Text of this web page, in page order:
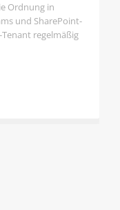
Ordnung in
und SharePoint-
regelmäßig